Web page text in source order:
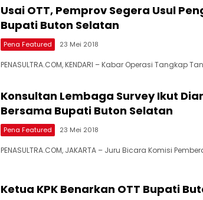
Usai OTT, Pemprov Segera Usul
Bupati Buton Selatan
Pena Featured 23 Mei 2018
PENASULTRA.COM, KENDARI – Kabar Operasi Tangkap
Konsultan Lembaga Survey Ikut
Bersama Bupati Buton Selatan
Pena Featured 23 Mei 2018
PENASULTRA.COM, JAKARTA – Juru Bicara Komisi
Ketua KPK Benarkan OTT Bupati